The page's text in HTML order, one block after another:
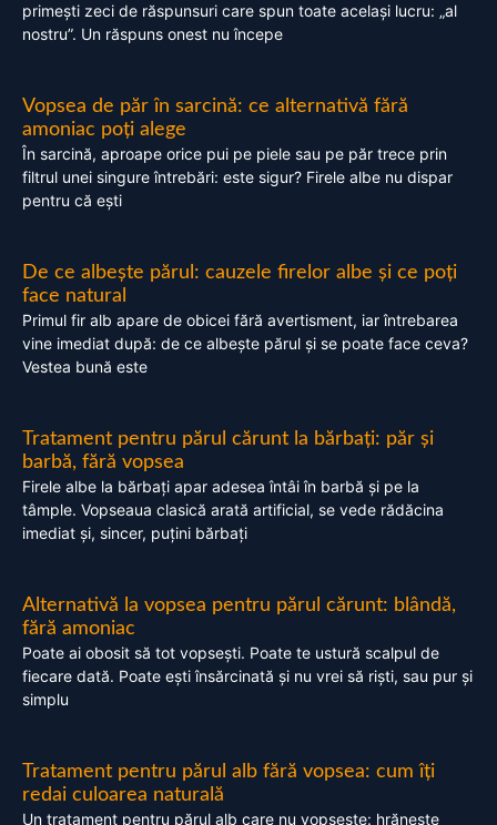
primești zeci de răspunsuri care spun toate același lucru: „al
nostru”. Un răspuns onest nu începe
Vopsea de păr în sarcină: ce alternativă fără
amoniac poți alege
În sarcină, aproape orice pui pe piele sau pe păr trece prin
filtrul unei singure întrebări: este sigur? Firele albe nu dispar
pentru că ești
De ce albește părul: cauzele firelor albe și ce poți
face natural
Primul fir alb apare de obicei fără avertisment, iar întrebarea
vine imediat după: de ce albește părul și se poate face ceva?
Vestea bună este
Tratament pentru părul cărunt la bărbați: păr și
barbă, fără vopsea
Firele albe la bărbați apar adesea întâi în barbă și pe la
tâmple. Vopseaua clasică arată artificial, se vede rădăcina
imediat și, sincer, puțini bărbați
Alternativă la vopsea pentru părul cărunt: blândă,
fără amoniac
Poate ai obosit să tot vopsești. Poate te ustură scalpul de
fiecare dată. Poate ești însărcinată și nu vrei să riști, sau pur și
simplu
Tratament pentru părul alb fără vopsea: cum îți
redai culoarea naturală
Un tratament pentru părul alb care nu vopsește: hrănește